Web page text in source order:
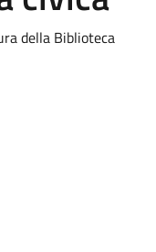
della Biblioteca